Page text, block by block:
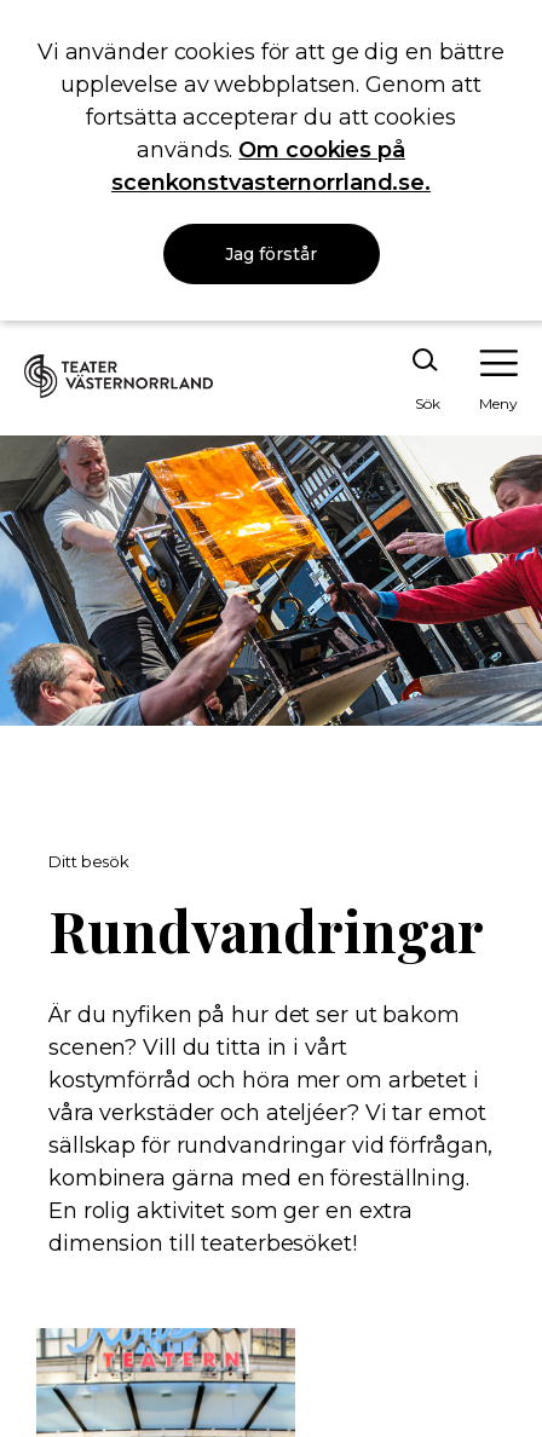
Vi använder cookies för att ge dig en bättre
upplevelse av webbplatsen. Genom att
fortsätta accepterar du att cookies
används. Om cookies på
scenkonstvasternorrland.se.
Jag förstår
Sök Meny
Ditt besök
Rundvandringar
Är du nyfiken på hur det ser ut bakom
scenen? Vill du titta in i vårt
kostymförråd och höra mer om arbetet i
våra verkstäder och ateljéer? Vi tar emot
sällskap för rundvandringar vid förfrågan,
kombinera gärna med en föreställning.
En rolig aktivitet som ger en extra
dimension till teaterbesöket!